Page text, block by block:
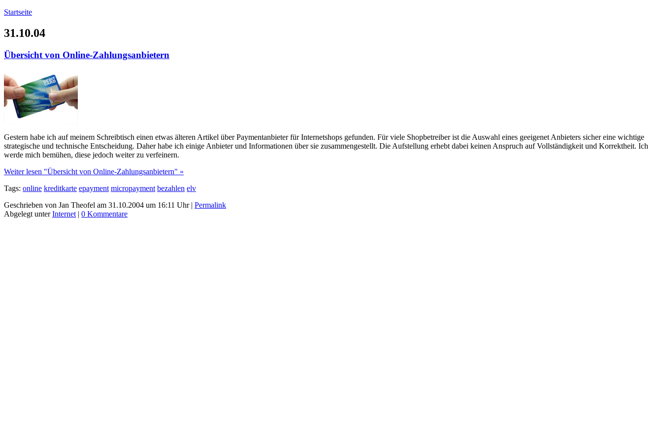
Startseite
31.10.04
Übersicht von Online-Zahlungsanbietern
Gestern habe ich auf meinem Schreibtisch einen etwas älteren Artikel über Paymentanbieter für Internetshops gefunden. Für viele Shopbetreiber ist die Auswahl eines geeigenet Anbieters sicher eine wichtige
strategische und technische Entscheidung. Daher habe ich einige Anbieter und Informationen über sie zusammengestellt. Die Aufstellung erhebt dabei keinen Anspruch auf Vollständigkeit und Korrektheit. Ich
werde mich bemühen, diese jedoch weiter zu verfeinern.
Weiter lesen "Übersicht von Online-Zahlungsanbietern" »
Tags: online kreditkarte epayment micropayment bezahlen elv
Geschrieben von Jan Theofel am 31.10.2004 um 16:11 Uhr | Permalink
Abgelegt unterInternet | 0 Kommentare